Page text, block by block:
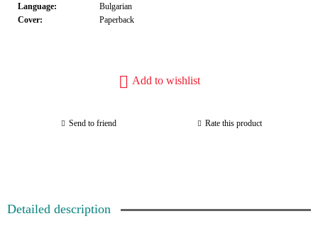
Language:
Bulgarian
Cover:
Paperback
Add to wishlist
Send to friend Rate this product
Detailed description